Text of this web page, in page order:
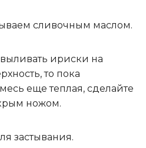
сливочным маслом.
ириски на
то пока
еще теплая, сделайте
ножом.
застывания.